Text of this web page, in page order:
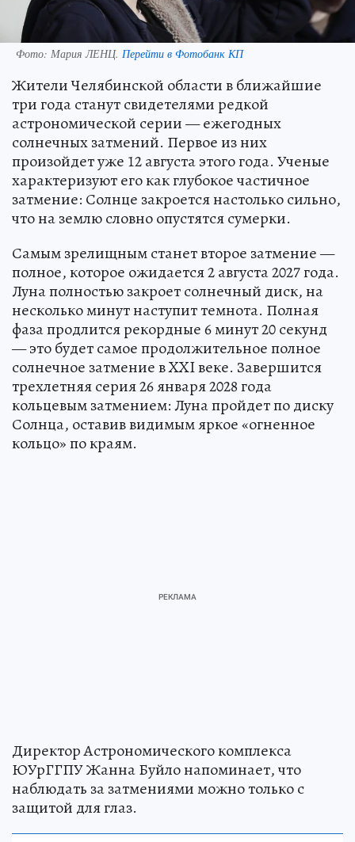
Фото: Мария ЛЕНЦ. Перейти в Фотобанк КП
Жители Челябинской области в ближайшие
три года станут свидетелями редкой
астрономической серии — ежегодных
солнечных затмений. Первое из них
произойдет уже 12 августа этого года. Ученые
характеризуют его как глубокое частичное
затмение: Солнце закроется настолько сильно,
что на землю словно опустятся сумерки.
Самым зрелищным станет второе затмение —
полное, которое ожидается 2 августа 2027 года.
Луна полностью закроет солнечный диск, на
несколько минут наступит темнота. Полная
фаза продлится рекордные 6 минут 20 секунд
— это будет самое продолжительное полное
солнечное затмение в XXI веке. Завершится
трехлетняя серия 26 января 2028 года
кольцевым затмением: Луна пройдет по диску
Солнца, оставив видимым яркое «огненное
кольцо» по краям.
Директор Астрономического комплекса
ЮУрГГПУ Жанна Буйло напоминает, что
наблюдать за затмениями можно только с
защитой для глаз.